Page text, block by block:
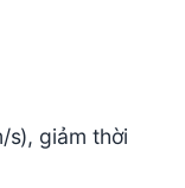
s), giảm thời